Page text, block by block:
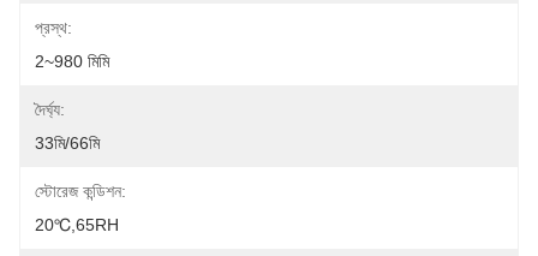
প্রস্থ:
2~980 মিমি
দৈর্ঘ্য:
33মি/66মি
স্টোরেজ কন্ডিশন:
20℃,65RH